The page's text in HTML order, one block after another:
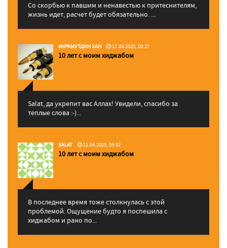
Со скорбью к павшим и ненавестью к притеснителям,
жизнь идет, расчет будет обязательно. ...
ИКРАМУТДИН ХАН 17.04.2025, 00:27
10 лет с моим хиджабом
Salat, да укрепит вас Аллаx! Увидели, спасибо за
теплые слова :-)...
SALAT 11.04.2025, 09:02
10 лет с моим хиджабом
В последнее время тоже столкнулась с этой
проблемой. Ощущение будто я поспешила с
хиджабом и рано по...